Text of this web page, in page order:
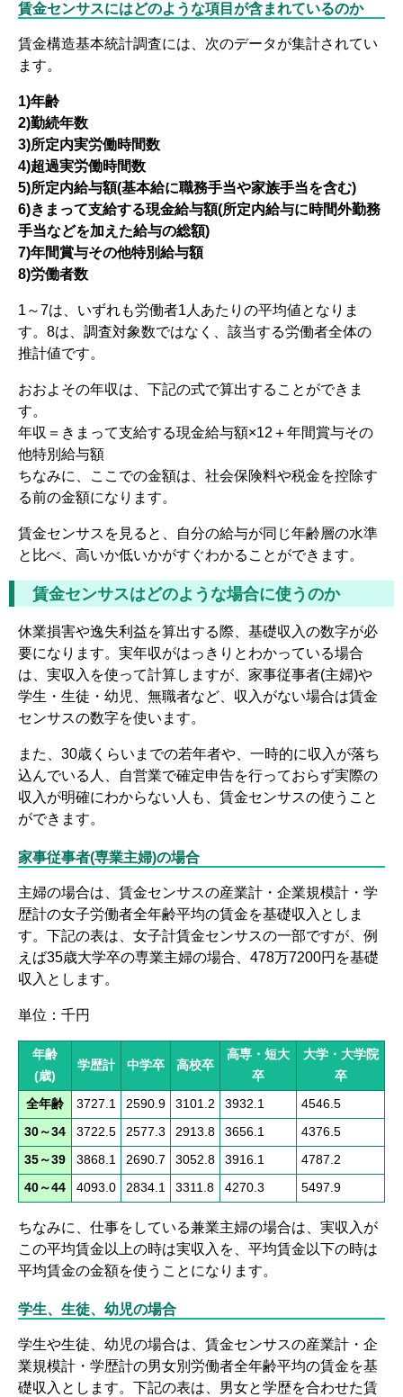
賃金センサスにはどのような項目が含まれているのか
賃金構造基本統計調査には、次のデータが集計されてい
ます。
1)年齢
2)勤続年数
3)所定内実労働時間数
4)超過実労働時間数
5)所定内給与額(基本給に職務手当や家族手当を含む)
6)きまって支給する現金給与額(所定内給与に時間外勤務
手当などを加えた給与の総額)
7)年間賞与その他特別給与額
8)労働者数
1～7は、いずれも労働者1人あたりの平均値となりま
す。8は、調査対象数ではなく、該当する労働者全体の
推計値です。
おおよその年収は、下記の式で算出することができま
す。
年収＝きまって支給する現金給与額×12＋年間賞与その
他特別給与額
ちなみに、ここでの金額は、社会保険料や税金を控除す
る前の金額になります。
賃金センサスを見ると、自分の給与が同じ年齢層の水準
と比べ、高いか低いかがすぐわかることができます。
賃金センサスはどのような場合に使うのか
休業損害や逸失利益を算出する際、基礎収入の数字が必
要になります。実年収がはっきりとわかっている場合
は、実収入を使って計算しますが、家事従事者(主婦)や
学生・生徒・幼児、無職者など、収入がない場合は賃金
センサスの数字を使います。
また、30歳くらいまでの若年者や、一時的に収入が落ち
込んでいる人、自営業で確定申告を行っておらず実際の
収入が明確にわからない人も、賃金センサスの使うこと
ができます。
家事従事者(専業主婦)の場合
主婦の場合は、賃金センサスの産業計・企業規模計・学
歴計の女子労働者全年齢平均の賃金を基礎収入としま
す。下記の表は、女子計賃金センサスの一部ですが、例
えば35歳大学卒の専業主婦の場合、478万7200円を基礎
収入とします。
単位：千円
年齢
(歳)
学歴計 中学卒 高校卒
高専・短大
卒
大学・大学院
卒
全年齢 3727.1 2590.9 3101.2 3932.1 4546.5
30～34 3722.5 2577.3 2913.8 3656.1 4376.5
35～39 3868.1 2690.7 3052.8 3916.1 4787.2
40～44 4093.0 2834.1 3311.8 4270.3 5497.9
ちなみに、仕事をしている兼業主婦の場合は、実収入が
この平均賃金以上の時は実収入を、平均賃金以下の時は
平均賃金の金額を使うことになります。
学生、生徒、幼児の場合
学生や生徒、幼児の場合は、賃金センサスの産業計・企
業規模計・学歴計の男女別労働者全年齢平均の賃金を基
礎収入とします。下記の表は、男女と学歴を合わせた賃
交通事故体験談 ▼
乗用車事故の体験談
バイク事故の体験談
自転車事故の体験談
ムチ打ちの体験談
捻挫の体験談
打撲の体験談
骨折の体験談
後遺障害の体験談
弁護士費用を知る
弁護士を探す
弁護士に相談[無料]